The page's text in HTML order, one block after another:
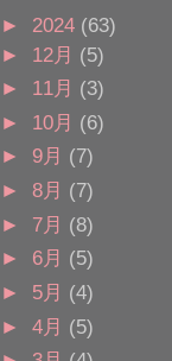
► 2024 (63)
► 12月 (5)
► 11月 (3)
► 10月 (6)
► 9月 (7)
► 8月 (7)
► 7月 (8)
► 6月 (5)
► 5月 (4)
► 4月 (5)